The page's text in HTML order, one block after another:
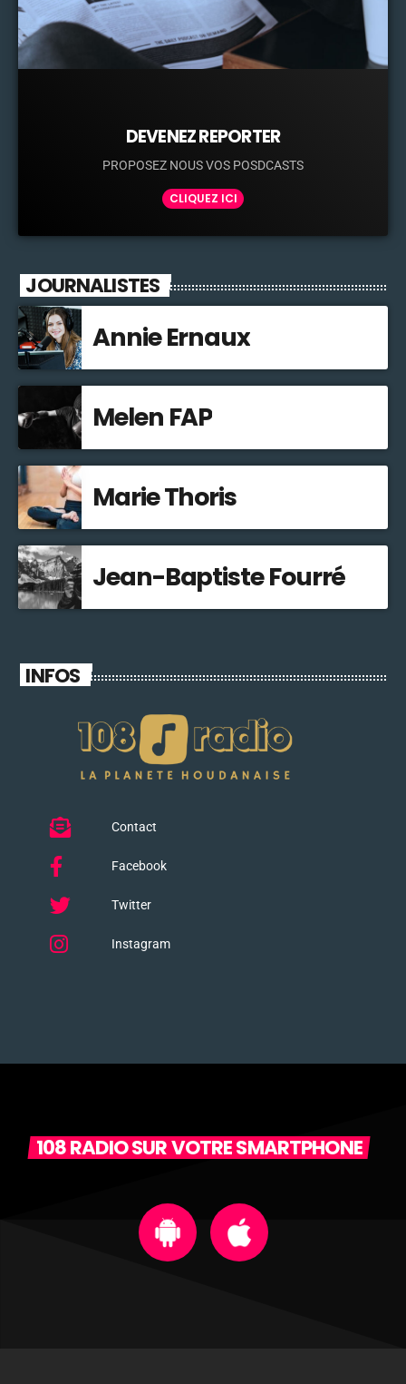
DEVENEZ REPORTER
PROPOSEZ NOUS VOS POSDCASTS
CLIQUEZ ICI
JOURNALISTES
Annie Ernaux
Melen FAP
Marie Thoris
Jean-Baptiste Fourré
INFOS
Contact
Facebook
Twitter
Instagram
108 RADIO SUR VOTRE SMARTPHONE